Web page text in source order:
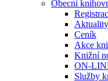
Obecní
Ceník
Akce
Knižní
ON-
Služby